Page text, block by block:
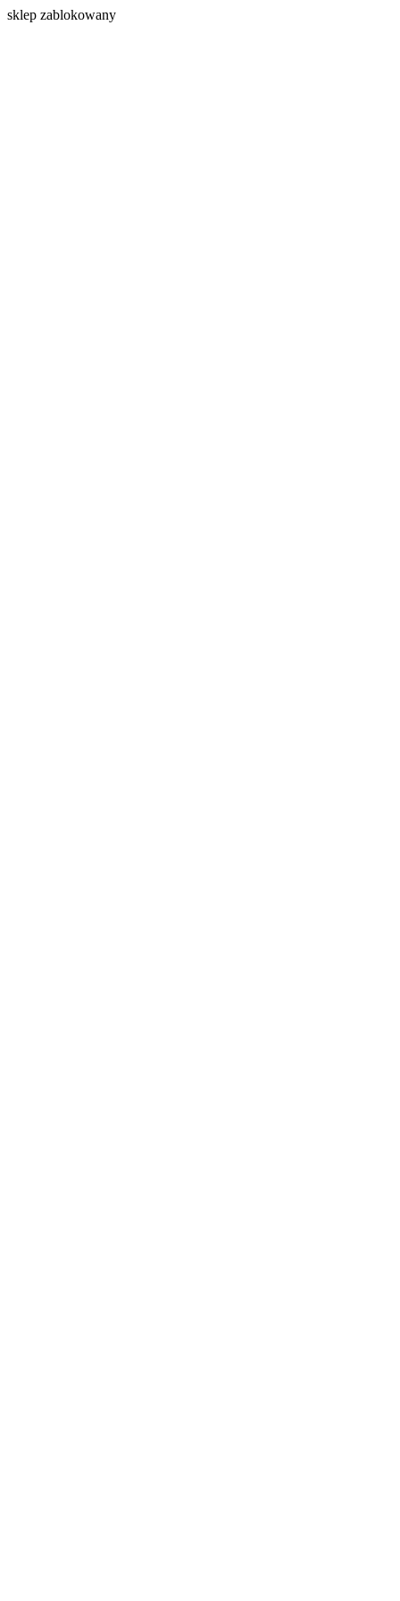
sklep zablokowany